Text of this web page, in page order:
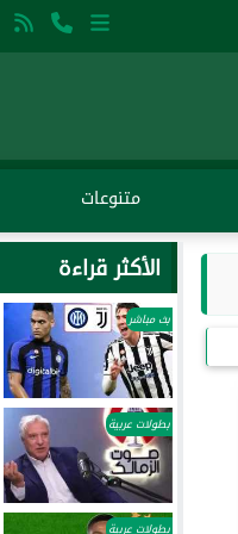
متنوعات
الأكثر قراءة
بث مباشر
بطولات عربية
بطولات عربية